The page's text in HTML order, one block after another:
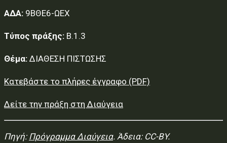
ΑΔΑ: 9ΒΘΕ6-ΩΕΧ
Τύπος πράξης: Β.1.3
Θέμα: ΔΙΑΘΕΣΗ ΠΙΣΤΩΣΗΣ
Κατεβάστε το πλήρες έγγραφο (PDF)
Δείτε την πράξη στη Διαύγεια
Πηγή: Πρόγραμμα Διαύγεια. Άδεια: CC-BY.